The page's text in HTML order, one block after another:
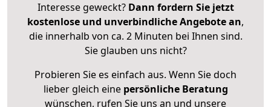
Interesse geweckt? Dann fordern Sie jetzt
kostenlose und unverbindliche Angebote an,
die innerhalb von ca. 2 Minuten bei Ihnen sind.
Sie glauben uns nicht?
Probieren Sie es einfach aus. Wenn Sie doch
lieber gleich eine persönliche Beratung
wünschen, rufen Sie uns an und unsere